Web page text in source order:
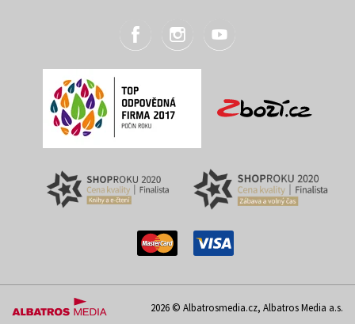
2026 © Albatrosmedia.cz, Albatros Media a.s.